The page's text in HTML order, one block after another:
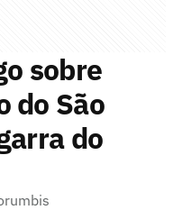
sobre
do São
do